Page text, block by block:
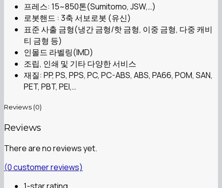
프레스: 15~850톤(Sumitomo, JSW,…)
로봇핸드 : 3축 서보로봇 (유신)
표준 사출 금형(냉간 금형/핫 금형, 이중 금형, 다중 캐비
티 금형 등)
인몰드 라벨링(IMD)
조립, 인쇄 및 기타 다양한 서비스
재질: PP, PS, PPS, PC, PC-ABS, ABS, PA66, POM, SAN,
PET, PBT, PEI,…
Reviews (0)
Reviews
There are no reviews yet.
(0customer reviews)